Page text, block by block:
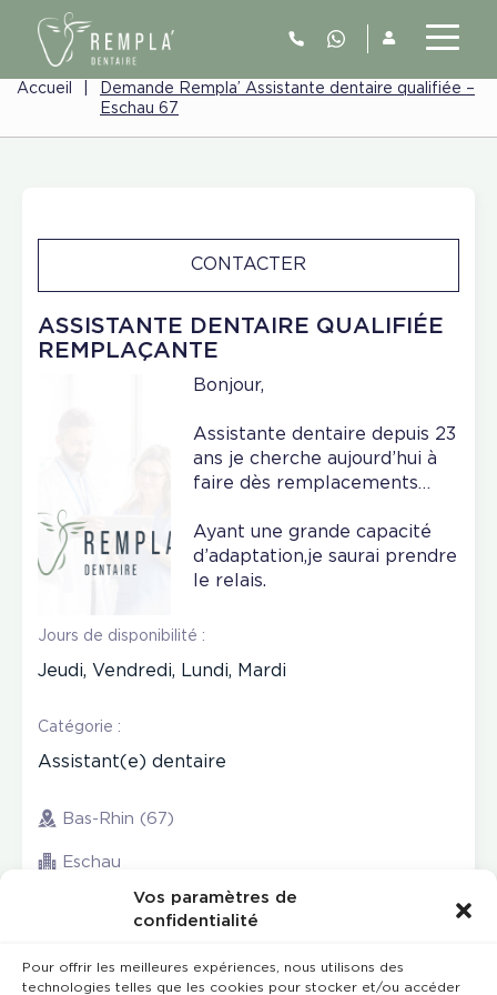
Vos paramètres de
confidentialité
Pour offrir les meilleures expériences, nous utilisons des
technologies telles que les cookies pour stocker et/ou accéder
Accueil
Demande Rempla’ Assistante dentaire qualifiée –
Eschau 67
ASSISTANTE DENTAIRE QUALIFIÉE
REMPLAÇANTE
CONTACTER
Bonjour,
Assistante dentaire depuis 23
ans je cherche aujourd’hui à
faire dès remplacements…
Ayant une grande capacité
d’adaptation,je saurai prendre
le relais.
Jours de disponibilité :
Jeudi, Vendredi, Lundi, Mardi
Catégorie :
Assistant(e) dentaire
Bas-Rhin (67)
Eschau